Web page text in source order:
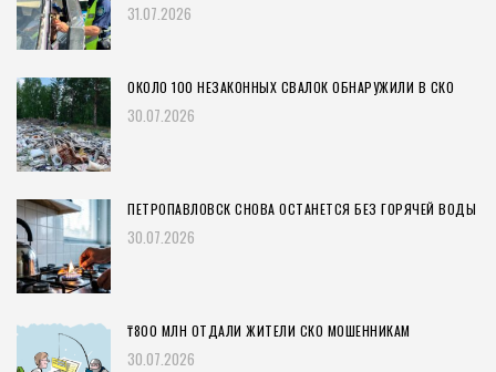
31.07.2026
ОКОЛО 100 НЕЗАКОННЫХ СВАЛОК ОБНАРУЖИЛИ В СКО
30.07.2026
ПЕТРОПАВЛОВСК СНОВА ОСТАНЕТСЯ БЕЗ ГОРЯЧЕЙ ВОДЫ
30.07.2026
₸800 МЛН ОТДАЛИ ЖИТЕЛИ СКО МОШЕННИКАМ
30.07.2026